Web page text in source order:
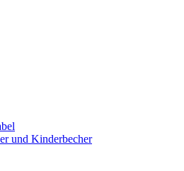
und Kinderbecher